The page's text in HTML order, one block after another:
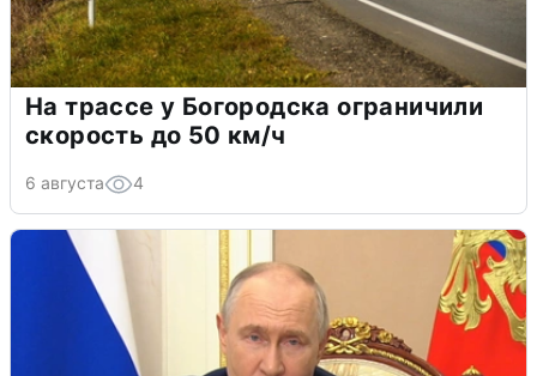
На трассе у Богородска ограничили
скорость до 50 км/ч
6 августа 4